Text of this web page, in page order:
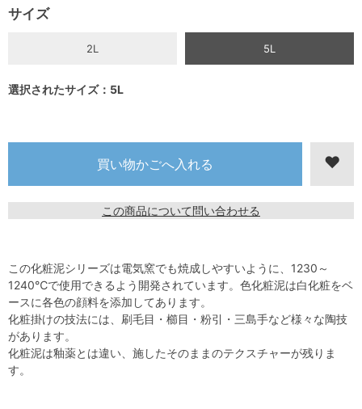
サイズ
2L 5L
選択されたサイズ：5L
この商品について問い合わせる
この化粧泥シリーズは電気窯でも焼成しやすいように、1230～
1240℃で使用できるよう開発されています。色化粧泥は白化粧をベ
ースに各色の顔料を添加してあります。
化粧掛けの技法には、刷毛目・櫛目・粉引・三島手など様々な陶技
があります。
化粧泥は釉薬とは違い、施したそのままのテクスチャーが残りま
す。